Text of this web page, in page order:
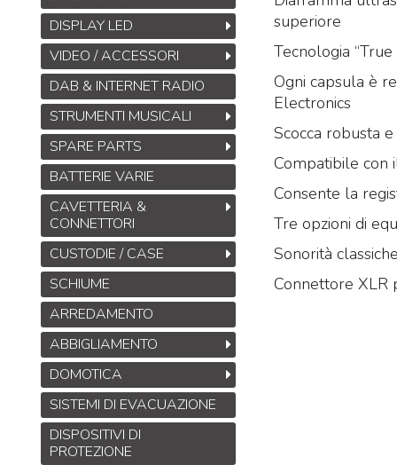
superiore
Tecnologia
Ogni capsula è
Electronics
Scocca robusta
Compatibile con
Consente la
Tre opzioni di
Sonorità
Connettore XLR
DISPLAY LED
VIDEO / ACCESSORI
DAB & INTERNET RADIO
STRUMENTI MUSICALI
SPARE PARTS
BATTERIE VARIE
CAVETTERIA &
CONNETTORI
CUSTODIE / CASE
SCHIUME
ARREDAMENTO
ABBIGLIAMENTO
DOMOTICA
SISTEMI DI EVACUAZIONE
DISPOSITIVI DI
PROTEZIONE